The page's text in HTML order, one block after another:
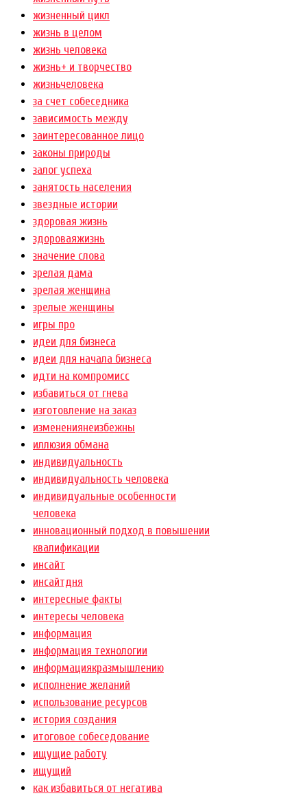
жизненный цикл
жизнь в целом
жизнь человека
жизнь+ и творчество
жизньчеловека
за счет собеседника
зависимость между
заинтересованное лицо
законы природы
залог успеха
занятость населения
звездные истории
здоровая жизнь
здороваяжизнь
значение слова
зрелая дама
зрелая женщина
зрелые женщины
игры про
идеи для бизнеса
идеи для начала бизнеса
идти на компромисс
избавиться от гнева
изготовление на заказ
изменениянеизбежны
иллюзия обмана
индивидуальность
индивидуальность человека
индивидуальные особенности
человека
инновационный подход в повышении
квалификации
инсайт
инсайтдня
интересные факты
интересы человека
информация
информация технологии
информациякразмышлению
исполнение желаний
использование ресурсов
история создания
итоговое собеседование
ищущие работу
ищущий
как избавиться от негатива